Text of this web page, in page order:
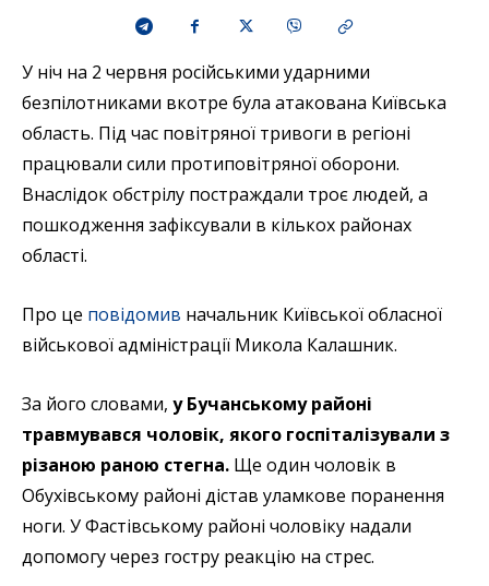
У ніч на 2 червня російськими ударними
безпілотниками вкотре була атакована Київська
область. Під час повітряної тривоги в регіоні
працювали сили протиповітряної оборони.
Внаслідок обстрілу постраждали троє людей, а
пошкодження зафіксували в кількох районах
області.
Про це повідомив начальник Київської обласної
військової адміністрації Микола Калашник.
За його словами, у Бучанському районі
травмувався чоловік, якого госпіталізували з
різаною раною стегна. Ще один чоловік в
Обухівському районі дістав уламкове поранення
ноги. У Фастівському районі чоловіку надали
допомогу через гостру реакцію на стрес.